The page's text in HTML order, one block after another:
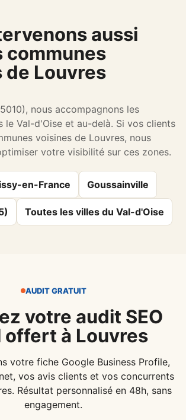
aussi
communes
de Louvres
nous accompagnons les
le Val-d'Oise et au-delà. Si vos clients
voisines de Louvres, nous
votre visibilité sur ces zones.
en-France Goussainville
Toutes les villes du Val-d'Oise
AUDIT GRATUIT
votre audit SEO
offert à Louvres
votre fiche Google Business Profile,
vos avis clients et vos concurrents
Résultat personnalisé en 48h, sans
engagement.